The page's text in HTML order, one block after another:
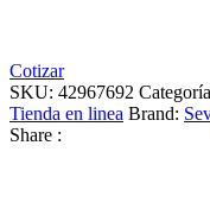
Cotizar
SKU: 42967692
Tienda en linea Brand:
Share :